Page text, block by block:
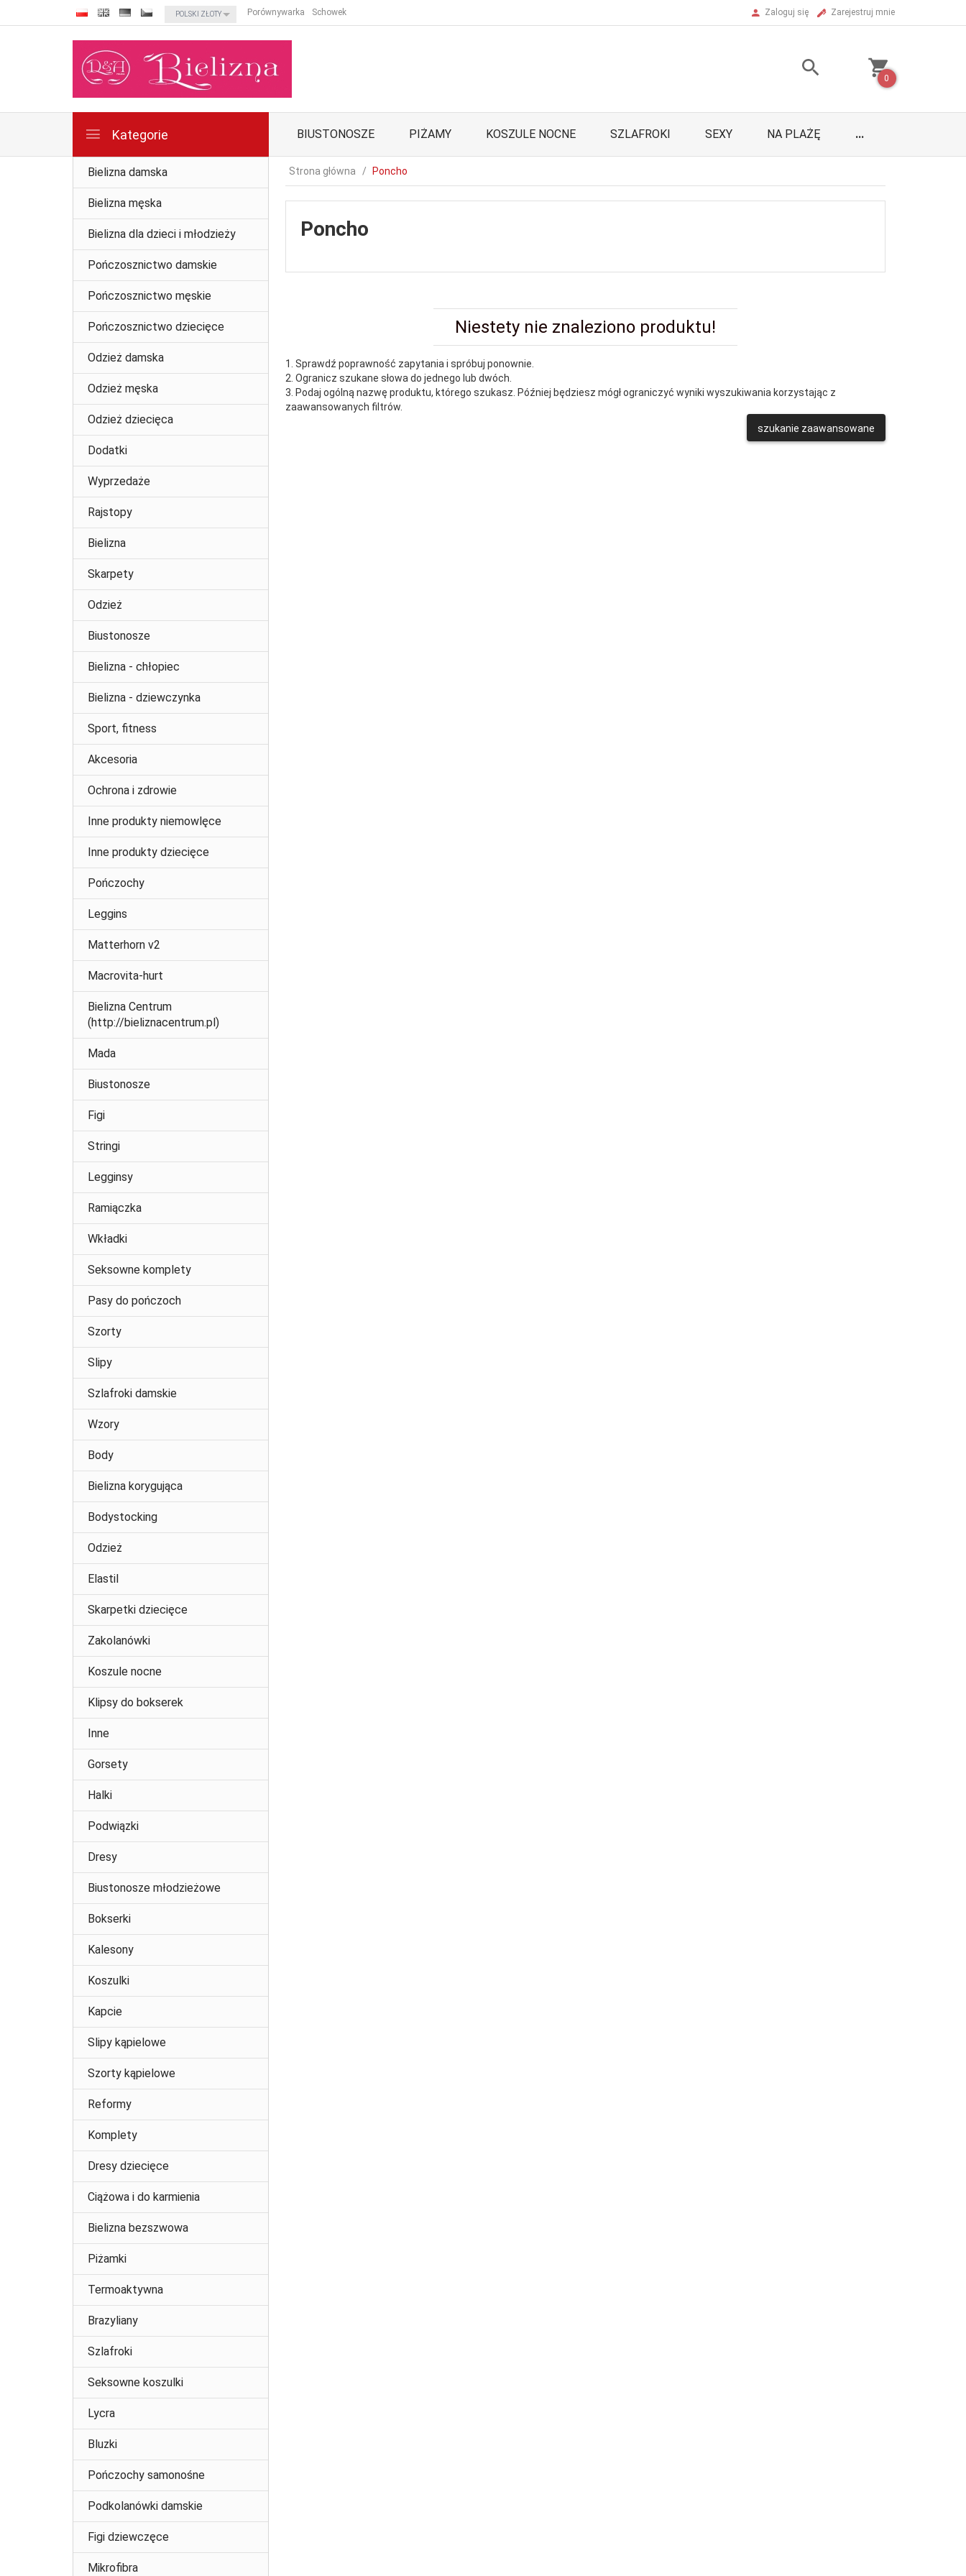
currency_h
POLSKI ZŁOTY Porównywarka Schowek Zaloguj się Zarejestruj mnie
0
Kategorie BIUSTONOSZE PIŻAMY KOSZULE NOCNE SZLAFROKI SEXY NA PLAŻĘ ...
Bielizna damska
Bielizna męska
Bielizna dla dzieci i młodzieży
Pończosznictwo damskie
Pończosznictwo męskie
Pończosznictwo dziecięce
Odzież damska
Odzież męska
Odzież dziecięca
Dodatki
Wyprzedaże
Rajstopy
Bielizna
Skarpety
Odzież
Biustonosze
Bielizna - chłopiec
Bielizna - dziewczynka
Sport, fitness
Akcesoria
Ochrona i zdrowie
Inne produkty niemowlęce
Inne produkty dziecięce
Pończochy
Leggins
Matterhorn v2
Macrovita-hurt
Bielizna Centrum
(http://bieliznacentrum.pl)
Mada
Biustonosze
Figi
Stringi
Legginsy
Ramiączka
Wkładki
Seksowne komplety
Pasy do pończoch
Szorty
Slipy
Szlafroki damskie
Wzory
Body
Bielizna korygująca
Bodystocking
Odzież
Elastil
Skarpetki dziecięce
Zakolanówki
Koszule nocne
Klipsy do bokserek
Inne
Gorsety
Halki
Podwiązki
Dresy
Biustonosze młodzieżowe
Bokserki
Kalesony
Koszulki
Kapcie
Slipy kąpielowe
Szorty kąpielowe
Reformy
Komplety
Dresy dziecięce
Ciążowa i do karmienia
Bielizna bezszwowa
Piżamki
Termoaktywna
Brazyliany
Szlafroki
Seksowne koszulki
Lycra
Bluzki
Pończochy samonośne
Podkolanówki damskie
Figi dziewczęce
Mikrofibra
Strona główna Poncho
Poncho
Niestety nie znaleziono produktu!
1. Sprawdź poprawność zapytania i spróbuj ponownie.
2. Ogranicz szukane słowa do jednego lub dwóch.
3. Podaj ogólną nazwę produktu, którego szukasz. Później będziesz mógł ograniczyć wyniki wyszukiwania korzystając z
zaawansowanych filtrów.
szukanie zaawansowane